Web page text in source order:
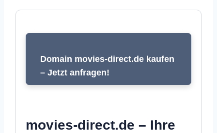
Domain movies-direct.de kaufen
– Jetzt anfragen!
movies-direct.de – Ihre